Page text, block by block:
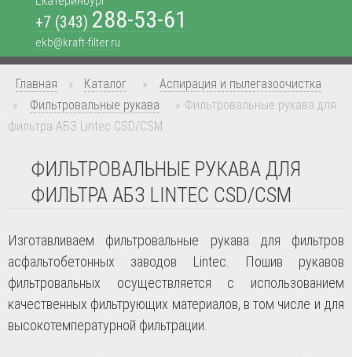
+7 (343) 288-53-61
ekb@kraft-filter.ru
Главная » Каталог »
Аспирация и пылегазоочистка
»
Фильтровальные рукава » Фильтровальные рукава для
фильтра АБЗ Lintec CSD/CSM
ФИЛЬТРОВАЛЬНЫЕ РУКАВА ДЛЯ
ФИЛЬТРА АБЗ LINTEC CSD/CSM
Изготавливаем фильтровальные рукава для фильтров
асфальтобетонных заводов Lintec . Пошив рукавов
фильтровальных осуществляется с использованием
качественных фильтрующих материалов, в том числе и для
высокотемпературной фильтрации.